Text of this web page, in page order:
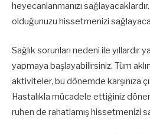
heyecanlanmanızı
olduğunuzu hissetmenizi
Sağlık sorunları nedeni ile yıllardır
yapmaya başlayabilirsiniz. Tüm
aktiviteler, bu dönemde karşınıza
Hastalıkla mücadele ettiğiniz
ruhen de rahatlamış hissetmenizi